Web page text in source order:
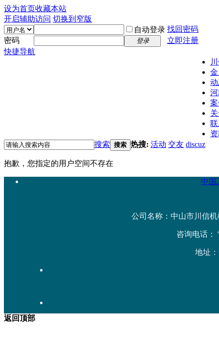
设为首页收藏本站
开启辅助访问 切换到窄版
自动登录 找回密码
密码
登录
立即注册
快捷导航
搜索 搜索 热搜: 活动 交友 discuz
抱歉，您指定的用户空间不存在
中国
公司名称：中山市川信机
咨询电话：
地址
返回顶部